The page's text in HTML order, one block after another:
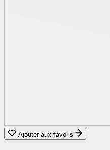
Ajouter aux favoris